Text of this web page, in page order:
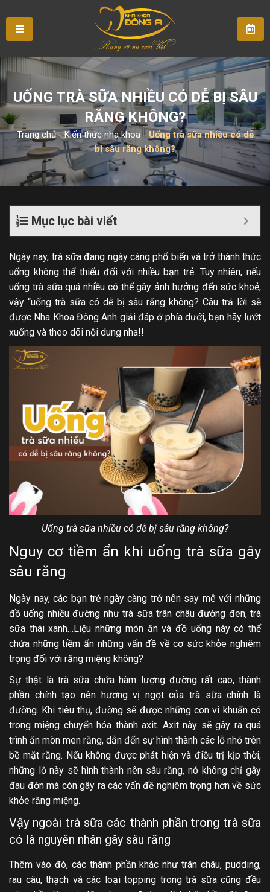
UỐNG TRÀ SỮA NHIỀU CÓ DỄ BỊ SÂU
RĂNG KHÔNG?
Trang chủ-Kiến thức nha khoa- Uống trà sữa nhiều có dễ
bị sâu răng không?
Mục lục bài viết
Ngày nay, trà sữa đang ngày càng phổ biến và trở thành thức
uống không thể thiếu đối với nhiều bạn trẻ. Tuy nhiên, nếu
uống trà sữa quá nhiều có thể gây ảnh hưởng đến sức khoẻ,
vậy “uống trà sữa có dễ bị sâu răng không? Câu trả lời sẽ
được Nha Khoa Đông Anh giải đáp ở phía dưới, bạn hãy lướt
xuống và theo dõi nội dung nha!!
Uống trà sữa nhiều có dễ bị sâu răng không?
Nguy cơ tiềm ẩn khi uống trà sữa gây
sâu răng
Ngày nay, các bạn trẻ ngày càng trở nên say mê với những
đồ uống nhiều đường như trà sữa trân châu đường đen, trà
sữa thái xanh…Liệu những món ăn và đồ uống này có thể
chứa những tiềm ẩn những vấn đề về cơ sức khỏe nghiêm
trọng đối với răng miệng không?
Sự thật là trà sữa chứa hàm lượng đường rất cao, thành
phần chính tạo nên hương vị ngọt của trà sữa chính là
đường. Khi tiêu thụ, đường sẽ được những con vi khuẩn có
trong miệng chuyển hóa thành axit. Axit này sẽ gây ra quá
trình ăn mòn men răng, dẫn đến sự hình thành các lỗ nhỏ trên
bề mặt răng. Nếu không được phát hiện và điều trị kịp thời,
những lỗ này sẽ hình thành nên sâu răng, nó không chỉ gây
đau đớn mà còn gây ra các vấn đề nghiêm trọng hơn về sức
khỏe răng miệng.
Vậy ngoài trà sữa các thành phần trong trà sữa
có là nguyên nhân gây sâu răng
Thêm vào đó, các thành phần khác như trân châu, pudding,
rau câu, thạch và các loại topping trong trà sữa cũng đều